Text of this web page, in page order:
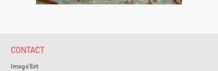
CONTACT
Image’Est